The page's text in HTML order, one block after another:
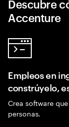
Descubre
Accenture
Empleos en
constrúyelo,
Crea software
personas.